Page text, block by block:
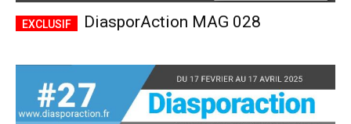
DiasporAction MAG 028